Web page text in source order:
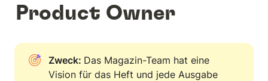
Product Owner
Zweck: Das Magazin-Team hat eine
Vision für das Heft und jede Ausgabe